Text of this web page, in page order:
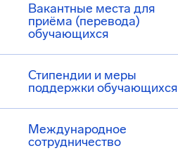
Вакантные места для
приёма (перевода)
обучающихся
Стипендии и меры
поддержки обучающихся
Международное
сотрудничество